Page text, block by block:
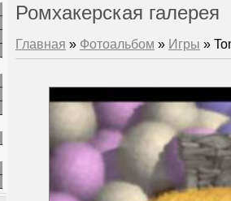
Ромхакерская галерея
Главная » Фотоальбом » Игры »